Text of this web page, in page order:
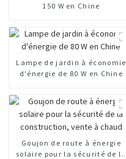
150 W en Chine
Lampe de jardin à économie
d'énergie de 80 W en Chine
Goujon de route à énergie
solaire pour la sécurité de la